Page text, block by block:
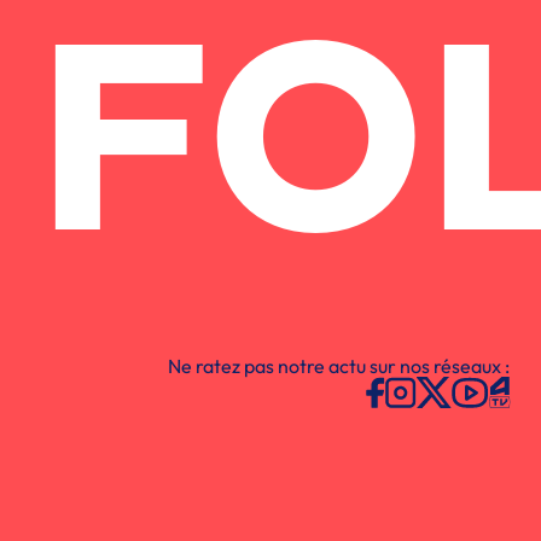
Ne ratez pas notre actu sur nos réseaux :